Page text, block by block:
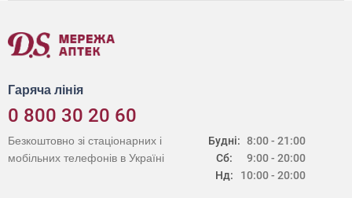
Гаряча лінія
0 800 30 20 60
Будні:
Сб:
Нд:
8:00 - 21:00
9:00 - 20:00
10:00 - 20:00
Безкоштовно зі стаціонарних і
мобільних телефонів в Україні